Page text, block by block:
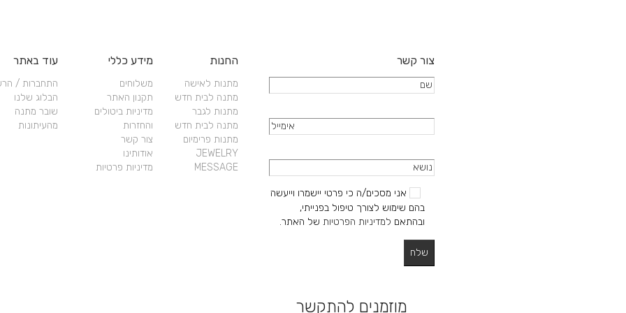
צור קשר
אני מסכים/ה כי פרטי יישמרו וייעשה
בהם שימוש לצורך טיפול בפנייתי,
ובהתאם למדיניות הפרטיות של האתר.
מוזמנים להתקשר
החנות
מתנות לאישה
מתנה לבית חדש
מתנות לגבר
מתנה לבית חדש
מתנות פרימיום
JEWELRY
MESSAGE
מידע כללי
משלוחים
תקנון האתר
מדיניות ביטולים
והחזרות
צור קשר
אודותינו
מדיניות פרטיות
עוד באתר
התחברות /
הבלוג שלנו
שובר מתנה
מהעיתונות